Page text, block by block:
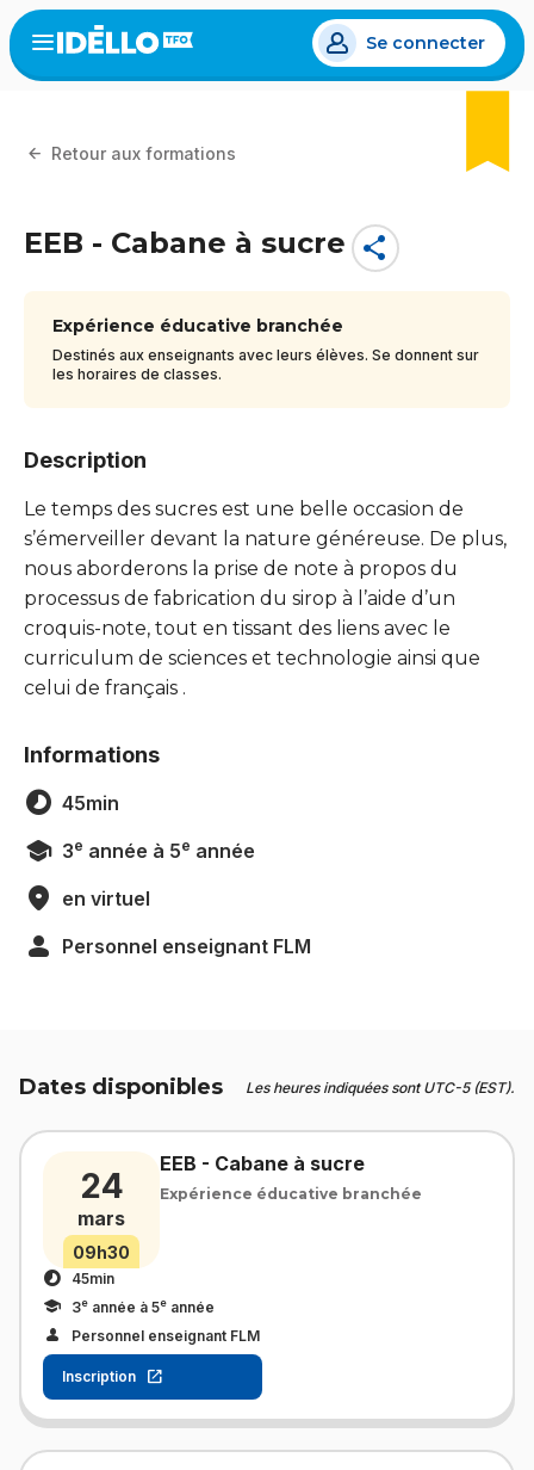
Aller
au
contenu
Open
menu
Se connecter
Retour aux formations
EEB - Cabane à sucre share
Expérience éducative branchée
Destinés aux enseignants avec leurs élèves. Se donnent sur
les horaires de classes.
Description
Le temps des sucres est une belle occasion de
s’émerveiller devant la nature généreuse. De plus,
nous aborderons la prise de note à propos du
processus de fabrication du sirop à l’aide d’un
croquis-note, tout en tissant des liens avec le
curriculum de sciences et technologie ainsi que
celui de français .
Informations
45min
3e année à 5e année
en virtuel
Personnel enseignant FLM
Dates disponibles Les heures indiquées sont UTC-5 (EST).
24
mars
09h30
EEB - Cabane à sucre
Expérience éducative branchée
45min
3e année à 5e année
Personnel enseignant FLM
Inscription